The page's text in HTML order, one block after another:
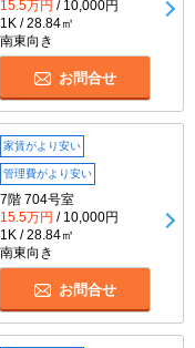
15.5万円 / 10,000円
1K / 28.84㎡
南東向き
お問合せ
家賃がより安い
管理費がより安い
7階 704号室
15.5万円 / 10,000円
1K / 28.84㎡
南東向き
お問合せ